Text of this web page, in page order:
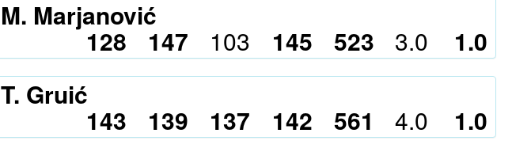
M. Marjanović
128 147 103 145 523 3.0 1.0
T. Gruić
143 139 137 142 561 4.0 1.0